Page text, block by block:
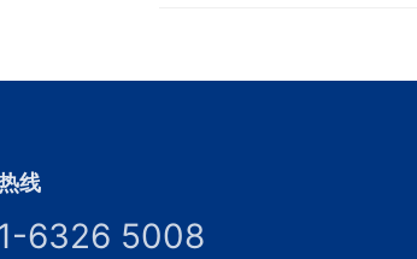
线
6326 5008